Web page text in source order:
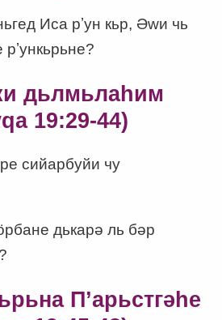
Иса рʼун кьр, Әwи чь
рʼункьрьне?
дьлмьлаһим
19:29-44)
сийарбуйи чу
дькарә ль бәр
Пʼарьстгәһе